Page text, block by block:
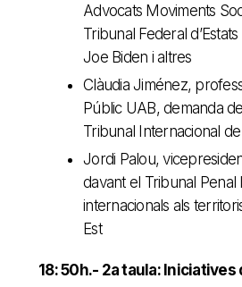
Advocats Moviments
Tribunal Federal
Joe Biden i altres
Clàudia Jiménez,
Públic UAB, demanda
Tribunal Internacional
Jordi Palou,
davant el Tribunal
internacionals als
Est
18: 50h.- 2a taula: Iniciatives